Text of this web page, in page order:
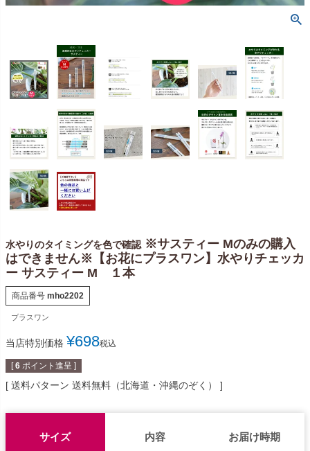
水やりのタイミングを色で確認 ※サスティー Mのみの購入
はできません※【お花にプラスワン】水やりチェッカ
ー サスティー M １本
商品番号 mho2202
プラスワン
当店特別価格 ¥698税込
[ 6 ポイント進呈 ]
送料パターン 送料無料（北海道・沖縄のぞく）
サイズ 内容 お届け時期